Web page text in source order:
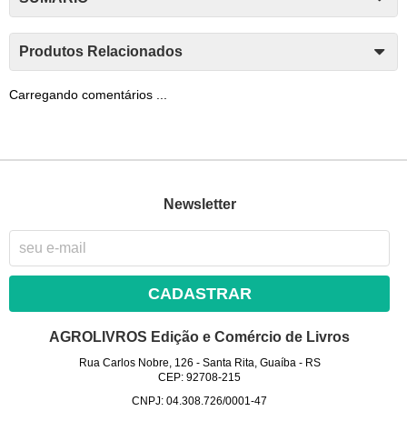
Produtos Relacionados
Carregando comentários ...
Newsletter
CADASTRAR
AGROLIVROS Edição e Comércio de Livros
Rua Carlos Nobre, 126 - Santa Rita, Guaíba- RS
CEP: 92708-215
CNPJ: 04.308.726/0001-47